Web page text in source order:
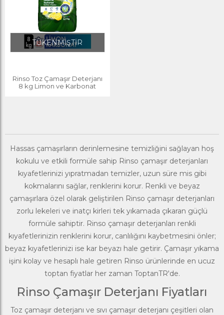
TÜKENMİŞTİR
Rinso Toz Çamaşır Deterjanı
8 kg Limon ve Karbonat
Hassas çamaşırların derinlemesine temizliğini sağlayan hoş
kokulu ve etkili formüle sahip Rinso çamaşır deterjanları
kıyafetlerinizi yıpratmadan temizler, uzun süre mis gibi
kokmalarını sağlar, renklerini korur. Renkli ve beyaz
çamaşırlara özel olarak geliştirilen Rinso çamaşır deterjanları
zorlu lekeleri ve inatçı kirleri tek yıkamada çıkaran güçlü
formüle sahiptir. Rinso çamaşır deterjanları renkli
kıyafetlerinizin renklerini korur, canlılığını kaybetmesini önler;
beyaz kıyafetlerinizi ise kar beyazı hale getirir. Çamaşır yıkama
işini kolay ve hesaplı hale getiren Rinso ürünlerinde en ucuz
toptan fiyatlar her zaman ToptanTR'de.
Rinso Çamaşır Deterjanı Fiyatları
Toz çamaşır deterjanı ve sıvı çamaşır deterjanı çeşitleri olan